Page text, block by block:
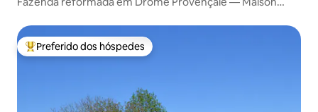
Entre os melhores preferidos dos hóspedes
Preferido dos hóspedes